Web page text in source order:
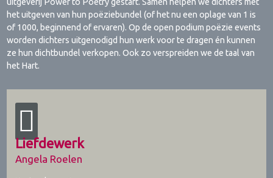
het uitgeven van hun poëziebundel (of het nu een oplage van 1 is
of 1000, beginnend of ervaren). Op de open podium poëzie events
worden dichters uitgenodigd hun werk voor te dragen én kunnen
ze hun dichtbundel verkopen. Ook zo verspreiden we de taal van
het Hart.
Liefdewerk
Angela Roelen